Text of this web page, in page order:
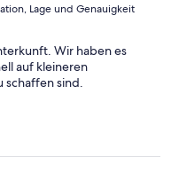
Lage und Genauigkeit
Wir haben es
auf kleineren
schaffen sind.